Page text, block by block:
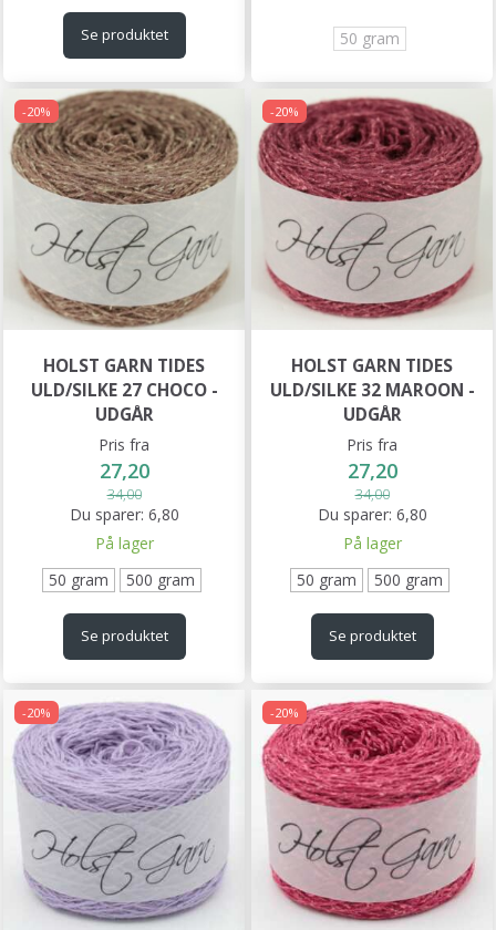
Se produktet 50 gram
-20%
HOLST GARN TIDES
ULD/SILKE 27 CHOCO -
UDGÅR
Pris fra
27,20
34,00
Du sparer: 6,80
På lager
50 gram
500 gram
Se produktet
-20%
HOLST GARN TIDES
ULD/SILKE 32 MAROON -
UDGÅR
Pris fra
27,20
34,00
Du sparer: 6,80
På lager
50 gram
500 gram
Se produktet
-20% -20%